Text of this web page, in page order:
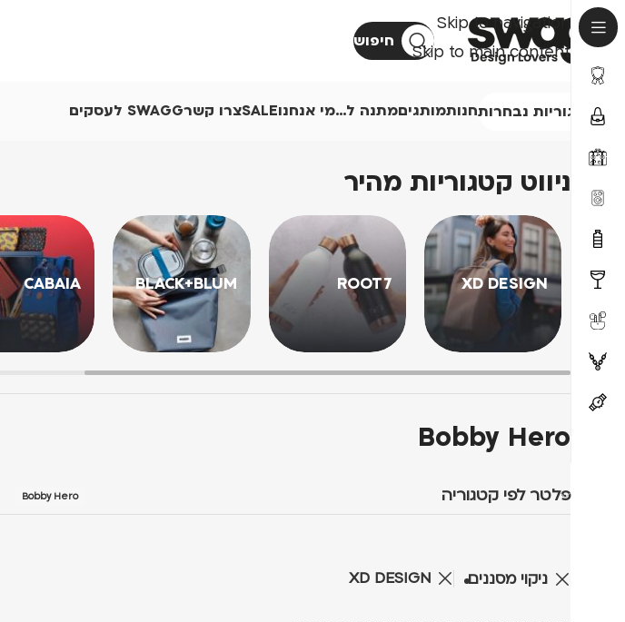
Skip to navigation
Skip to main content
חיפוש
קטגוריות נבחרותחנותמותגיםמתנה ל…מי אנחנוSALEצרו קשרSWAGG לעסקים
ניווט קטגוריות מהיר
XD DESIGN
ROOT7
BLACK+BLUM
CABAIA
Bobby Hero
פלטר לפי קטגוריה Bobby Hero
ניקוי מסננים XD DESIGN